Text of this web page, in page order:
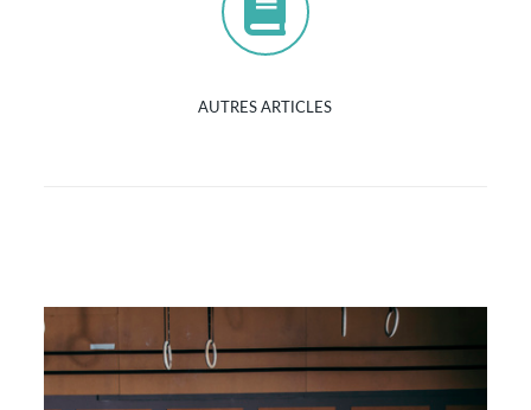
AUTRES ARTICLES